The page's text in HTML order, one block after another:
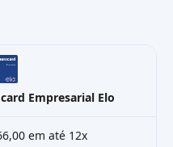
Empresarial Elo
em até 12x